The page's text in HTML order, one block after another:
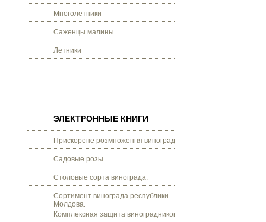
Многолетники
Саженцы малины.
Летники
ЭЛЕКТРОННЫЕ КНИГИ
Прискорене розмноження винограду.
Садовые розы.
Столовые сорта винограда.
Сортимент винограда республики
Молдова.
Комплексная защита виноградников.